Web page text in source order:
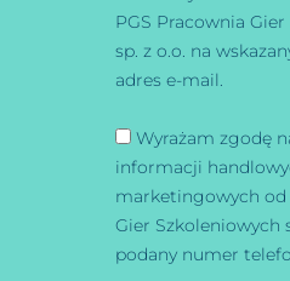
PGS Pracownia
sp. z o.o. na
adres e-mail.
Wyrażam zgodę
informacji
marketingowych od
Gier Szkoleniowych
podany numer